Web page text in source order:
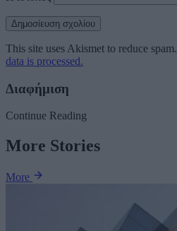
This site uses Akismet to reduce spam.
data is processed.
Διαφήμιση
Continue Reading
More Stories
More